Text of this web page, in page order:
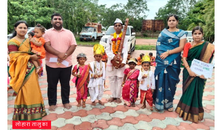
लोहारा तालुका